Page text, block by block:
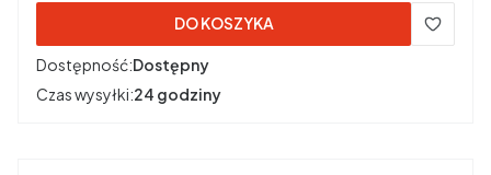
DO KOSZYKA
Dostępność:Dostępny
Czas wysyłki:24 godziny